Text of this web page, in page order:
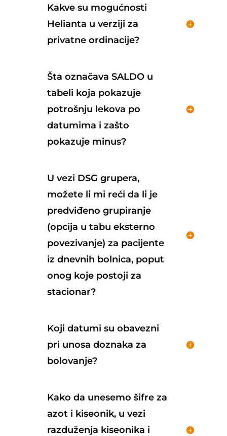
Kakve su mogućnosti
Helianta u verziji za
privatne ordinacije?
Šta označava SALDO u
tabeli koja pokazuje
potrošnju lekova po
datumima i zašto
pokazuje minus?
U vezi DSG grupera,
možete li mi reći da li je
predviđeno grupiranje
(opcija u tabu eksterno
povezivanje) za pacijente
iz dnevnih bolnica, poput
onog koje postoji za
stacionar?
Koji datumi su obavezni
pri unosa doznaka za
bolovanje?
Kako da unesemo šifre za
azot i kiseonik, u vezi
razduženja kiseonika i